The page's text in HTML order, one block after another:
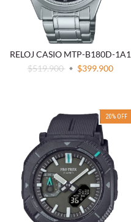
RELOJ CASIO MTP-B180D-1A1
$519.900
$399.900
20% OFF